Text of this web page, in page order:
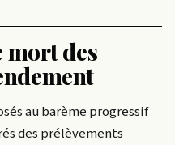
mort des
au barème progressif
des prélèvements